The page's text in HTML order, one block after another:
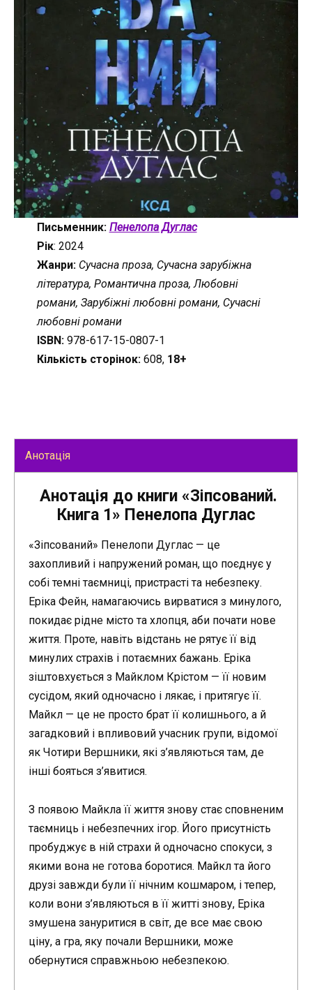
Письменник: Пенелопа Дуглас
Рік: 2024
Жанри: Сучасна проза, Сучасна зарубіжна
література, Романтична проза, Любовні
романи, Зарубіжні любовні романи, Сучасні
любовні романи
ISBN:978-617-15-0807-1
Кількість сторінок:608, 18+
Анотація
Анотація до книги «Зіпсований.
Книга 1» Пенелопа Дуглас
«Зіпсований» Пенелопи Дуглас — це
захопливий і напружений роман, що поєднує у
собі темні таємниці, пристрасті та небезпеку.
Еріка Фейн, намагаючись вирватися з минулого,
покидає рідне місто та хлопця, аби почати нове
життя. Проте, навіть відстань не рятує її від
минулих страхів і потаємних бажань. Еріка
зіштовхується з Майклом Крістом — її новим
сусідом, який одночасно і лякає, і притягує її.
Майкл — це не просто брат її колишнього, а й
загадковий і впливовий учасник групи, відомої
як Чотири Вершники, які з’являються там, де
інші бояться з’явитися.
З появою Майкла її життя знову стає сповненим
таємниць і небезпечних ігор. Його присутність
пробуджує в ній страхи й одночасно спокуси, з
якими вона не готова боротися. Майкл та його
друзі завжди були її нічним кошмаром, і тепер,
коли вони з’являються в її житті знову, Еріка
змушена зануритися в світ, де все має свою
ціну, а гра, яку почали Вершники, може
обернутися справжньою небезпекою.